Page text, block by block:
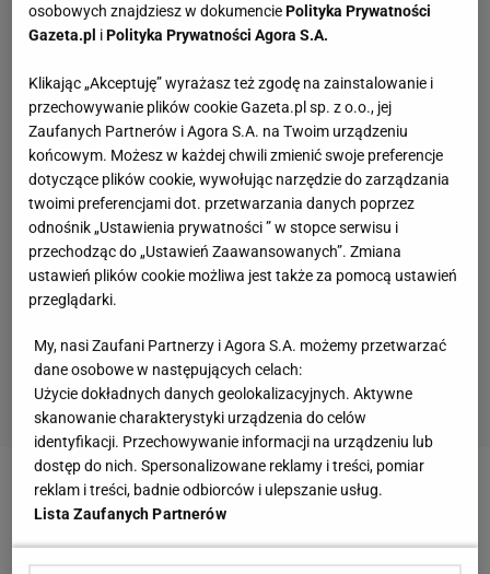
Zobacz wideoOstrzeżenie dla Igi Świątek. "Ogromny
wysiłek"
osobowych znajdziesz w dokumenciePolityka Prywatności
Gazeta.pl iPolityka Prywatności Agora S.A.
Klikając „Akceptuję” wyrażasz też zgodę na zainstalowanie i
przechowywanie plików cookie Gazeta.pl sp. z o.o., jej
Zaufanych Partnerów i Agora S.A. na Twoim urządzeniu
końcowym. Możesz w każdej chwili zmienić swoje preferencje
dotyczące plików cookie, wywołując narzędzie do zarządzania
twoimi preferencjami dot. przetwarzania danych poprzez
odnośnik „Ustawienia prywatności ” w stopce serwisu i
przechodząc do „Ustawień Zaawansowanych”. Zmiana
ustawień plików cookie możliwa jest także za pomocą ustawień
przeglądarki.
My, nasi Zaufani Partnerzy i Agora S.A. możemy przetwarzać
dane osobowe w następujących celach:
Użycie dokładnych danych geolokalizacyjnych. Aktywne
skanowanie charakterystyki urządzenia do celów
identyfikacji. Przechowywanie informacji na urządzeniu lub
dostęp do nich. Spersonalizowane reklamy i treści, pomiar
reklam i treści, badnie odbiorców i ulepszanie usług.
Lista Zaufanych Partnerów